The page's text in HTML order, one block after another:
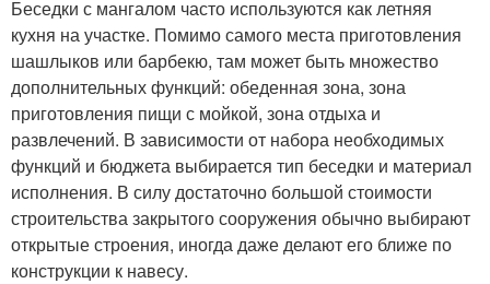
Беседки с мангалом часто используются как летняя
кухня на участке. Помимо самого места приготовления
шашлыков или барбекю, там может быть множество
дополнительных функций: обеденная зона, зона
приготовления пищи с мойкой, зона отдыха и
развлечений. В зависимости от набора необходимых
функций и бюджета выбирается тип беседки и материал
исполнения. В силу достаточно большой стоимости
строительства закрытого сооружения обычно выбирают
открытые строения, иногда даже делают его ближе по
конструкции к навесу.